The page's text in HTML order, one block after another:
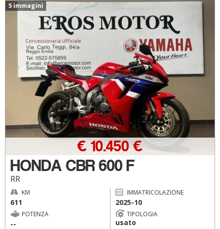
5 immagini
HONDA CBR 600 F
RR
€ 10.450 €
KM
611
IMMATRICOLAZIONE
2025-10
POTENZA
--
TIPOLOGIA
usato